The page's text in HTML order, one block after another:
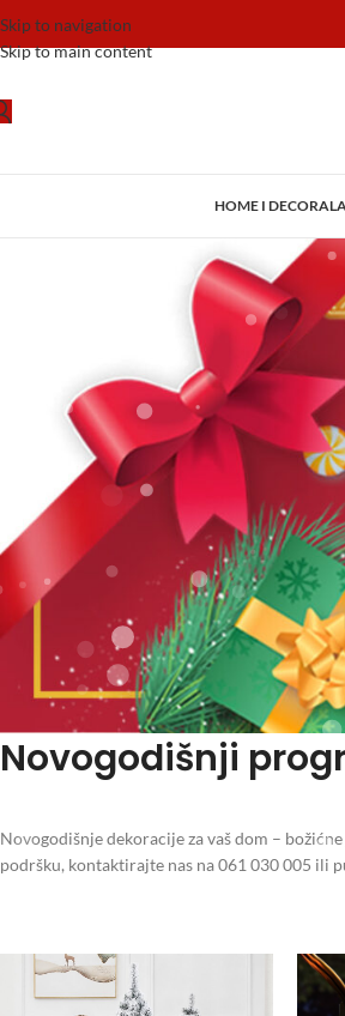
Skip to navigation
Skip to main content
HOME I DECOR
Novogodišnji
Novogodišnje dekoracije za vaš dom –
podršku, kontaktirajte nas na 061 030 005 ili